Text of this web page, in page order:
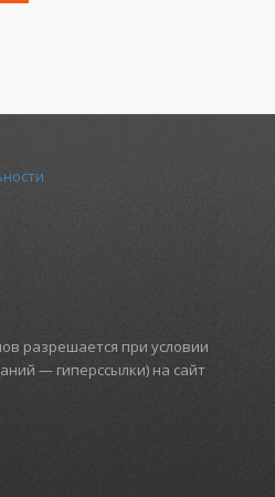
разрешается при условии
— гиперссылки) на сайт